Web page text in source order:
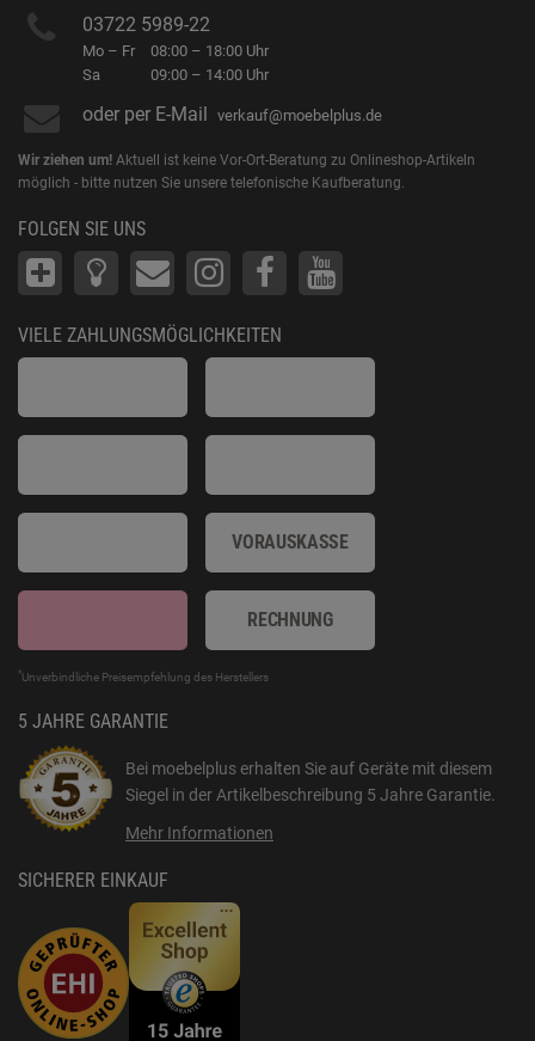
03722 5989-22
Mo – Fr
Sa
08:00 – 18:00 Uhr
09:00 – 14:00 Uhr
oder per E-Mail verkauf@moebelplus.de
Wir ziehen um! Aktuell ist keine Vor-Ort-Beratung zu Onlineshop-Artikeln
möglich - bitte nutzen Sie unsere telefonische Kaufberatung.
FOLGEN SIE UNS
VIELE ZAHLUNGSMÖGLICHKEITEN
VORAUSKASSE
RECHNUNG
*Unverbindliche Preisempfehlung des Herstellers
5 JAHRE GARANTIE
Bei moebelplus erhalten Sie auf Geräte mit diesem
Siegel in der Artikelbeschreibung 5 Jahre Garantie.
Mehr Informationen
SICHERER EINKAUF